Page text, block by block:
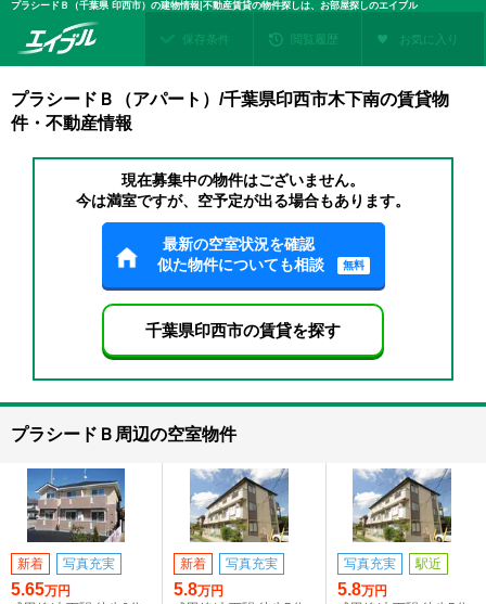
プラシードＢ（千葉県 印西市）の建物情報|不動産賃貸の物件探しは、お部屋探しのエイブル
保存条件 閲覧履歴 お気に入り
プラシードＢ（アパート）/千葉県印西市木下南の賃貸物
件・不動産情報
現在募集中の物件はございません。
今は満室ですが、空予定が出る場合もあります。
最新の空室状況を確認
似た物件についても相談
無料
千葉県印西市の賃貸を探す
プラシードＢ周辺の空室物件
新着 写真充実
5.65万円
新着 写真充実
5.8万円
写真充実 駅近
5.8万円